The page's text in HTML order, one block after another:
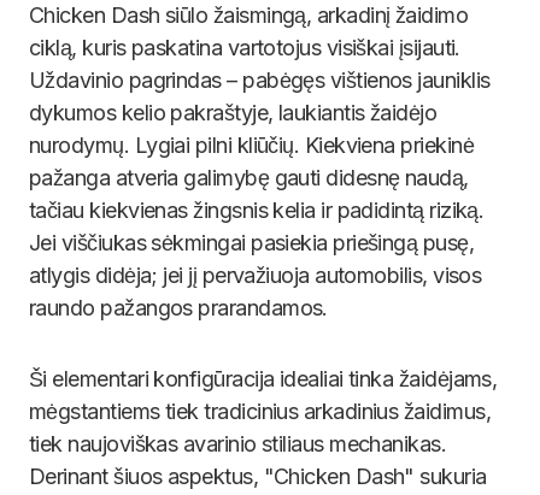
Chicken Dash siūlo žaismingą, arkadinį žaidimo
ciklą, kuris paskatina vartotojus visiškai įsijauti.
Uždavinio pagrindas – pabėgęs vištienos jauniklis
dykumos kelio pakraštyje, laukiantis žaidėjo
nurodymų. Lygiai pilni kliūčių. Kiekviena priekinė
pažanga atveria galimybę gauti didesnę naudą,
tačiau kiekvienas žingsnis kelia ir padidintą riziką.
Jei viščiukas sėkmingai pasiekia priešingą pusę,
atlygis didėja; jei jį pervažiuoja automobilis, visos
raundo pažangos prarandamos.
Ši elementari konfigūracija idealiai tinka žaidėjams,
mėgstantiems tiek tradicinius arkadinius žaidimus,
tiek naujoviškas avarinio stiliaus mechanikas.
Derinant šiuos aspektus, "Chicken Dash" sukuria